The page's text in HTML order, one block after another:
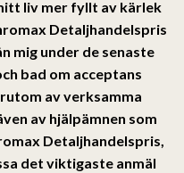
liv mer fyllt av kärlek
Detaljhandelspris
mig under de senaste
bad om acceptans
av verksamma
av hjälpämnen som
Detaljhandelspris,
det viktigaste anmäl